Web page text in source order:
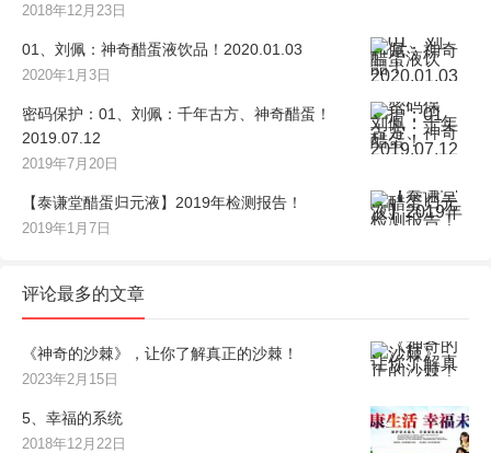
2018年12月23日
01、刘佩：神奇醋蛋液饮品！2020.01.03
2020年1月3日
密码保护：01、刘佩：千年古方、神奇醋蛋！
2019.07.12
2019年7月20日
【泰谦堂醋蛋归元液】2019年检测报告！
2019年1月7日
评论最多的文章
《神奇的沙棘》，让你了解真正的沙棘！
2023年2月15日
5、幸福的系统
2018年12月22日